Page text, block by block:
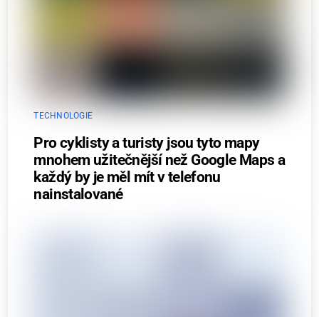
TECHNOLOGIE
Pro cyklisty a turisty jsou tyto mapy
mnohem užitečnější než Google Maps a
každý by je měl mít v telefonu
nainstalované